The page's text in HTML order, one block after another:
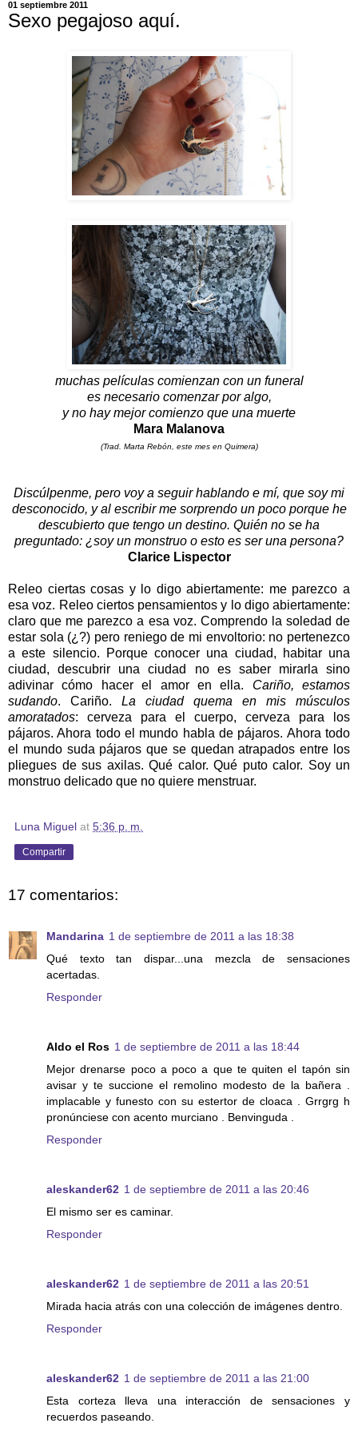
01 septiembre 2011
Sexo pegajoso aquí.
muchas películas comienzan con un funeral
es necesario comenzar por algo,
y no hay mejor comienzo que una muerte
Mara Malanova
(Trad. Marta Rebón, este mes en Quimera)
Discúlpenme, pero voy a seguir hablando e mí, que soy mi
desconocido, y al escribir me sorprendo un poco porque he
descubierto que tengo un destino. Quién no se ha
preguntado: ¿soy un monstruo o esto es ser una persona?
Clarice Lispector
Releo ciertas cosas y lo digo abiertamente: me parezco a
esa voz. Releo ciertos pensamientos y lo digo abiertamente:
claro que me parezco a esa voz. Comprendo la soledad de
estar sola (¿?) pero reniego de mi envoltorio: no pertenezco
a este silencio. Porque conocer una ciudad, habitar una
ciudad, descubrir una ciudad no es saber mirarla sino
adivinar cómo hacer el amor en ella. Cariño, estamos
sudando. Cariño. La ciudad quema en mis músculos
amoratados: cerveza para el cuerpo, cerveza para los
pájaros. Ahora todo el mundo habla de pájaros. Ahora todo
el mundo suda pájaros que se quedan atrapados entre los
pliegues de sus axilas. Qué calor. Qué puto calor. Soy un
monstruo delicado que no quiere menstruar.
Luna Miguel at 5:36 p. m.
Compartir
17 comentarios:
Mandarina 1 de septiembre de 2011 a las 18:38
Qué texto tan dispar...una mezcla de sensaciones
acertadas.
Responder
Aldo el Ros 1 de septiembre de 2011 a las 18:44
Mejor drenarse poco a poco a que te quiten el tapón sin
avisar y te succione el remolino modesto de la bañera .
implacable y funesto con su estertor de cloaca . Grrgrg h
pronúnciese con acento murciano . Benvinguda .
Responder
aleskander62 1 de septiembre de 2011 a las 20:46
El mismo ser es caminar.
Responder
aleskander62 1 de septiembre de 2011 a las 20:51
Mirada hacia atrás con una colección de imágenes dentro.
Responder
aleskander62 1 de septiembre de 2011 a las 21:00
Esta corteza lleva una interacción de sensaciones y
recuerdos paseando.